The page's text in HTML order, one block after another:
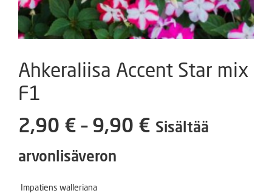
Ahkeraliisa Accent Star mix
F1
2,90 € – 9,90 € Hintaluokka:
Sisältää
arvonlisäveron
Impatiens walleriana